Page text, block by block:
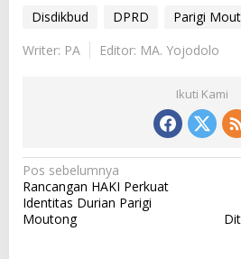
Disdikbud DPRD
Parigi
Writer: PA
Editor: MA. Yojodolo
Ikuti Kami
N
a
v
Pos sebelumnya
Rancangan HAKI Perkuat
Identitas Durian Parigi
Moutong